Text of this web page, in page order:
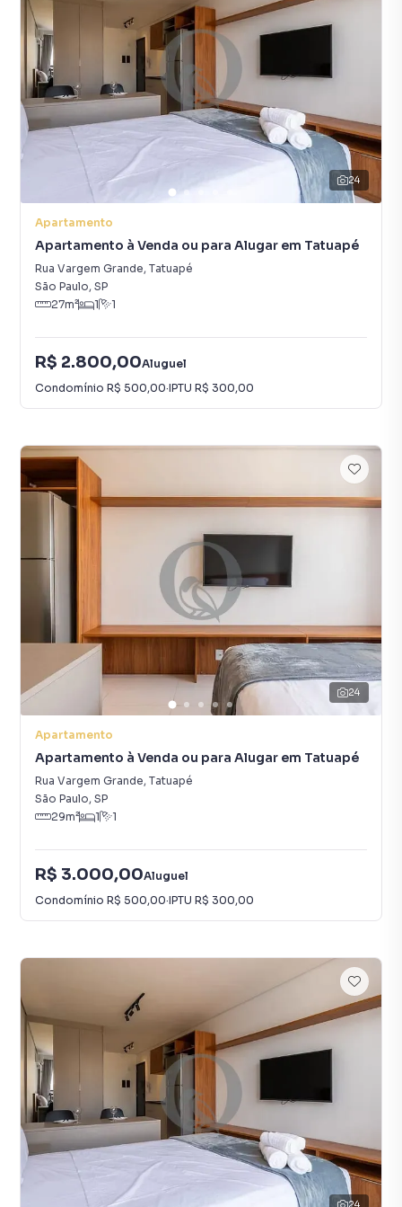
24
Apartamento
Apartamento à Venda ou para Alugar em Tatuapé
Rua Vargem Grande, Tatuapé
São Paulo, SP
27m² 1 1
R$ 2.800,00Aluguel
Condomínio R$ 500,00·IPTU R$ 300,00
24
Apartamento
Apartamento à Venda ou para Alugar em Tatuapé
Rua Vargem Grande, Tatuapé
São Paulo, SP
29m² 1 1
R$ 3.000,00Aluguel
Condomínio R$ 500,00·IPTU R$ 300,00
24